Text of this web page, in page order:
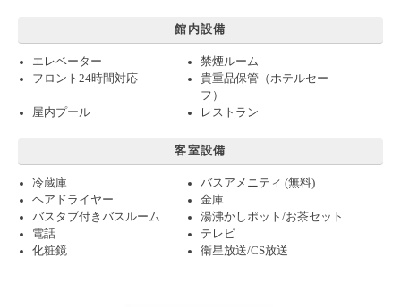
館内設備
エレベーター
禁煙ルーム
フロント24時間対応
貴重品保管（ホテルセー
フ）
屋内プール
レストラン
客室設備
冷蔵庫
バスアメニティ (無料)
ヘアドライヤー
金庫
バスタブ付きバスルーム
湯沸かしポット/お茶セット
電話
テレビ
化粧鏡
衛星放送/CS放送